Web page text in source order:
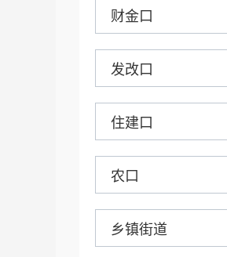
财金口
发改口
住建口
农口
乡镇街道